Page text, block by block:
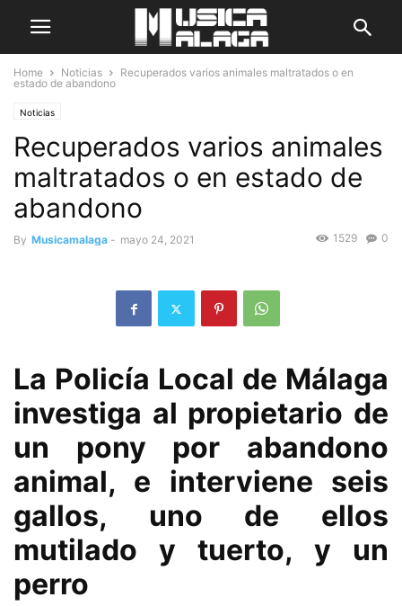
Home Noticias
Recuperados varios animales maltratados o en
estado de abandono
Noticias
Recuperados varios animales
maltratados o en estado de
abandono
By Musicamalaga - mayo 24, 2021 0
1529
La Policía Local de Málaga
investiga al propietario de
un pony por abandono
animal, e interviene seis
gallos, uno de ellos
mutilado y tuerto, y un
perro